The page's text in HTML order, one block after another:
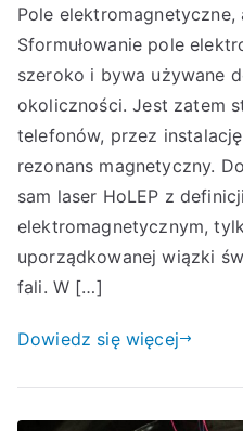
Pole elektromagnetyczne,
Sformułowanie pole
szeroko i bywa używane
okoliczności. Jest zatem
telefonów, przez
rezonans magnetyczny.
sam laser HoLEP z
elektromagnetycznym,
uporządkowanej wiązki
fali. W […]
Dowiedz się więcej